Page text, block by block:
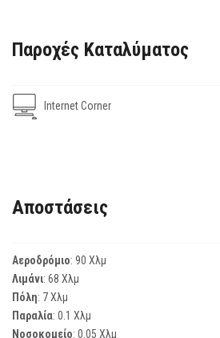
Παροχές Καταλύματος
Internet Corner
Αποστάσεις
Αεροδρόμιο: 90 Χλμ
Λιμάνι: 68 Χλμ
Πόλη: 7 Χλμ
Παραλία: 0.1 Χλμ
Νοσοκομείο: 0.05 Χλμ